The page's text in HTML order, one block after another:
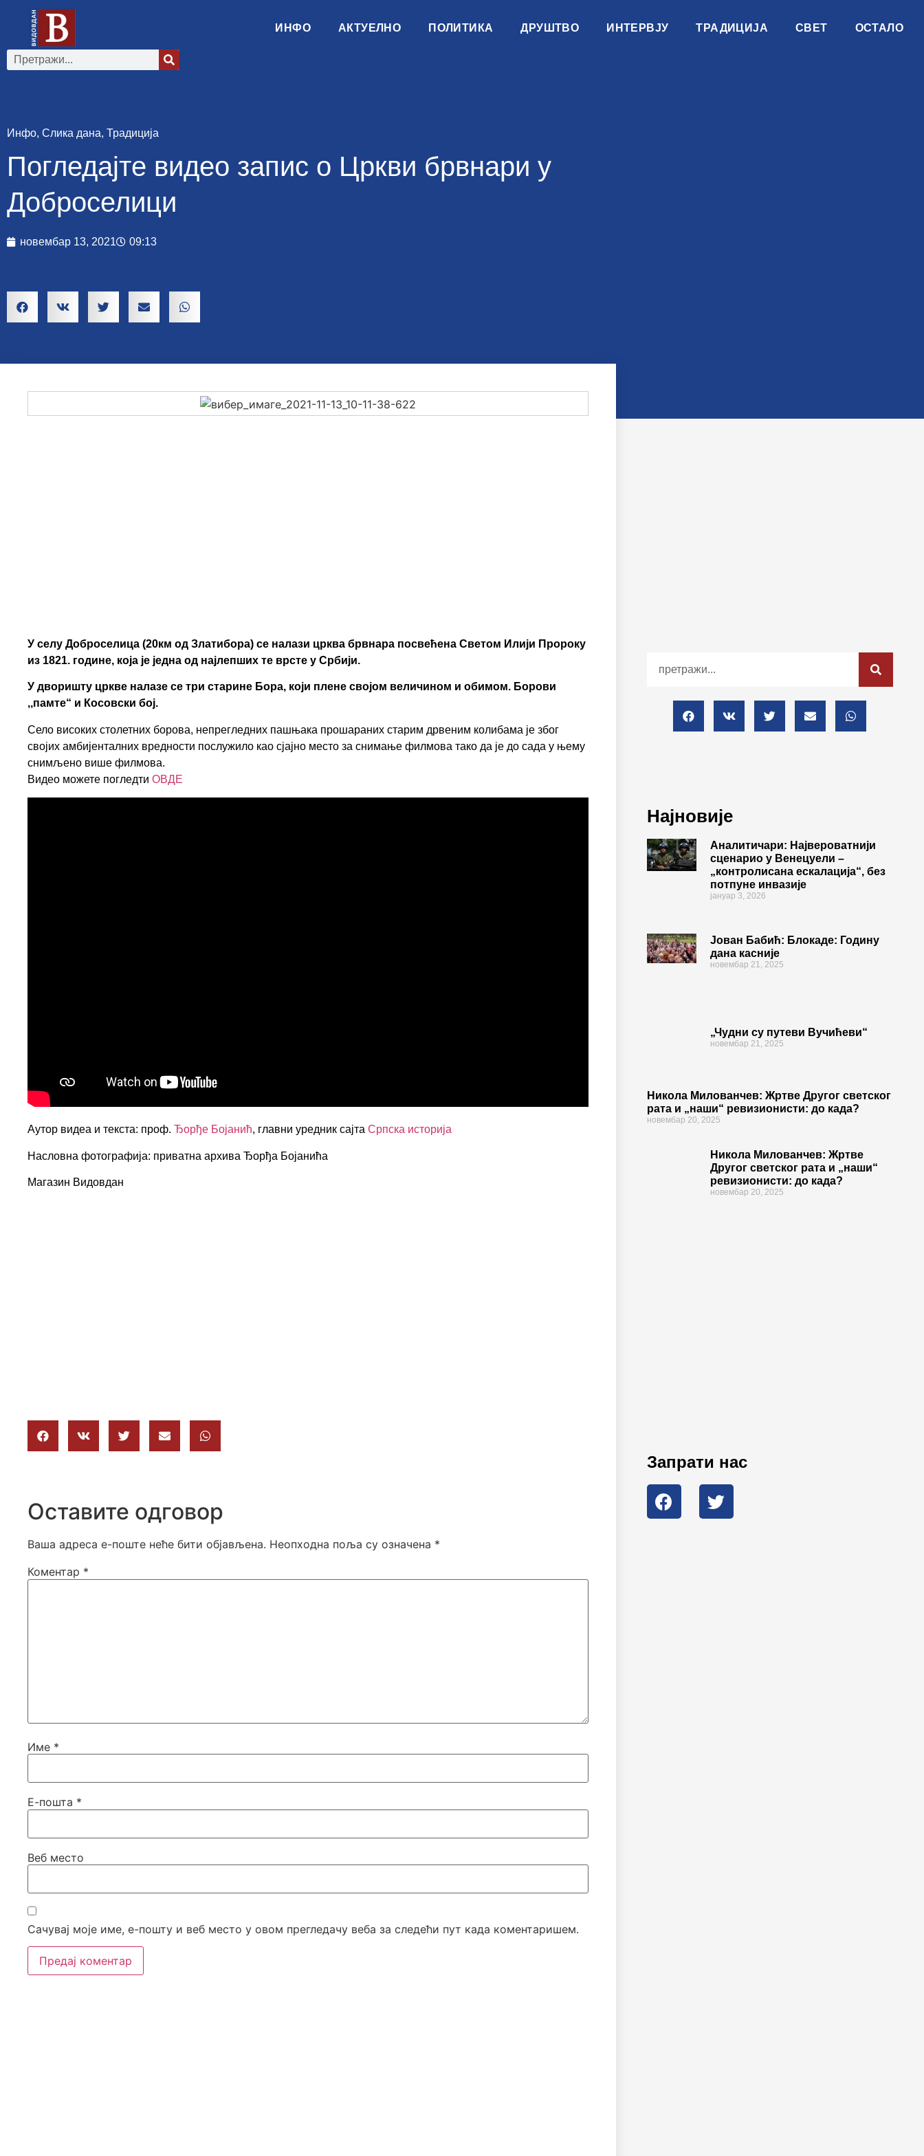
ИНФО АКТУЕЛНО ПОЛИТИКА ДРУШТВО ИНТЕРВЈУ ТРАДИЦИЈА СВЕТ ОСТАЛО
Инфо, Слика дана, Традиција
Погледајте видео запис о Цркви брвнари у
Доброселици
новембар 13, 2021 09:13
У селу Доброселица (20км од Златибора) се налази црква брвнара посвећена Светом Илији Пророку
из 1821. године, која је једна од најлепших те врсте у Србији.
У дворишту цркве налазе се три старине Бора, који плене својом величином и обимом. Борови
,,памте“ и Косовски бој.
Село високих столетних борова, непрегледних пашњака прошараних старим дрвеним колибама је због
својих амбијенталних вредности послужило као сјајно место за снимање филмова тако да је до сада у њему
снимљено више филмова.
Видео можете погледти ОВДЕ
Аутор видеа и текста: проф. Ђорђе Бојанић, главни уредник сајта Српска историја
Насловна фотографија: приватна архива Ђорђа Бојанића
Магазин Видовдан
Оставите одговор
Ваша адреса е-поште неће бити објављена. Неопходна поља су означена *
Коментар *
Име *
Е-пошта *
Веб место
Сачувај моје име, е-пошту и веб место у овом прегледачу веба за следећи пут када коментаришем.
Најновије
Аналитичари: Највероватнији
сценарио у Венецуели –
„контролисана ескалација“, без
потпуне инвазије
јануар 3, 2026
Јован Бабић: Блокаде: Годину
дана касније
новембар 21, 2025
„Чудни су путеви Вучићеви“
новембар 21, 2025
Никола Милованчев: Жртве Другог светског
рата и „наши“ ревизионисти: до када?
новембар 20, 2025
Никола Милованчев: Жртве
Другог светског рата и „наши“
ревизионисти: до када?
новембар 20, 2025
Запрати нас